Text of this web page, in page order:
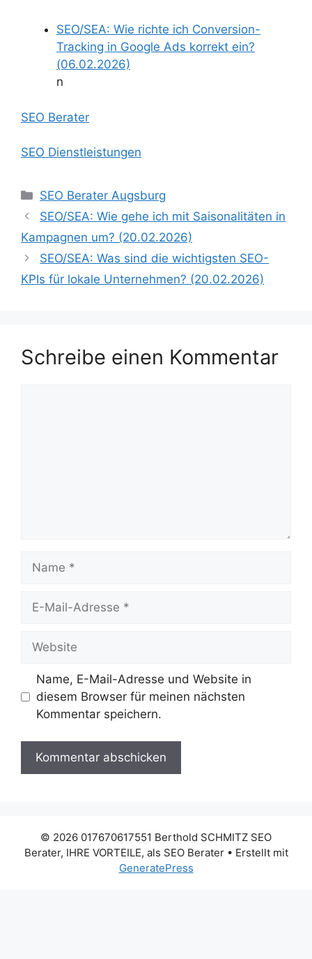
SEO/SEA: Wie richte ich Conversion-
Tracking in Google Ads korrekt ein?
(06.02.2026)
n
SEO Berater
SEO Dienstleistungen
Kategorien
SEO Berater Augsburg
SEO/SEA: Wie gehe ich mit Saisonalitäten in
Kampagnen um? (20.02.2026)
SEO/SEA: Was sind die wichtigsten SEO-
KPIs für lokale Unternehmen? (20.02.2026)
Schreibe einen Kommentar
Name
Website
Name, E-Mail-Adresse und Website in
diesem Browser für meinen nächsten
Kommentar speichern.
© 2026 017670617551 Berthold SCHMITZ SEO
Berater, IHRE VORTEILE, als SEO Berater• Erstellt mit
GeneratePress